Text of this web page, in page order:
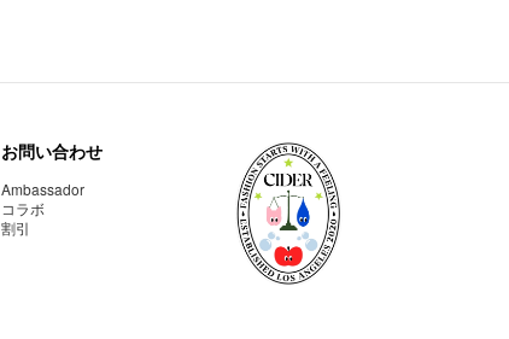
お問い合わせ
Ambassador
コラボ
割引